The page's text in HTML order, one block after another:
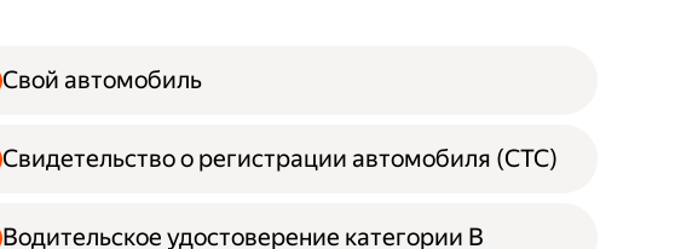
Свой автомобиль
Свидетельство о регистрации автомобиля (СТС)
Водительское удостоверение категории B